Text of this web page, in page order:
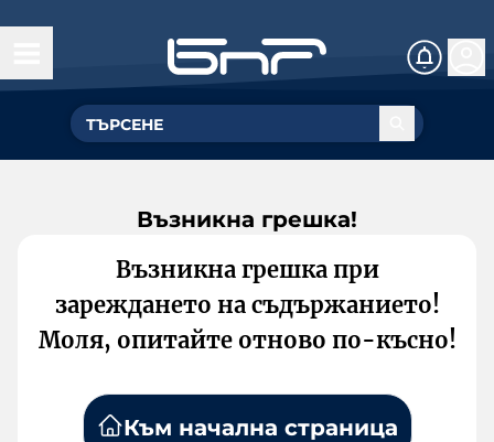
Възникна грешка!
Възникна грешка при
зареждането на съдържанието!
Моля, опитайте отново по-късно!
Към начална страница